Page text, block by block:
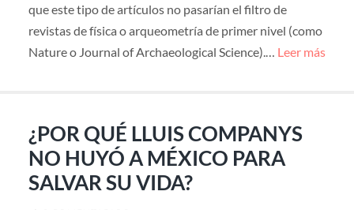
que este tipo de artículos no pasarían el filtro de
revistas de física o arqueometría de primer nivel (como
Nature o Journal of Archaeological Science).… Leer más
¿POR QUÉ LLUIS COMPANYS
NO HUYÓ A MÉXICO PARA
SALVAR SU VIDA?